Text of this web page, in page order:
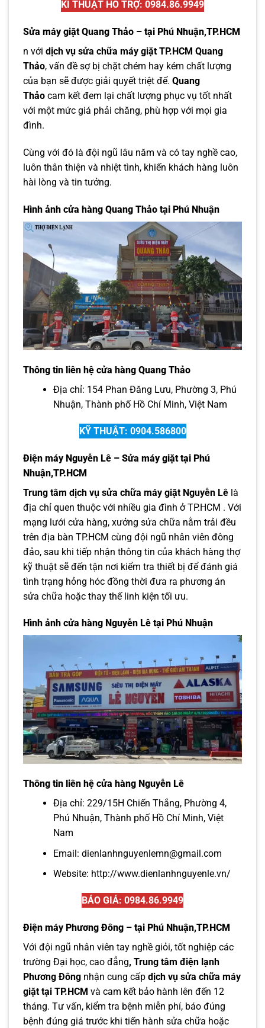
KĨ THUẬT HỖ TRỢ: 0984.86.9949
Sửa máy giặt Quang Thảo – tại Phú Nhuận,TP.HCM
n với dịch vụ sửa chữa máy giặt TP.HCM Quang
Thảo, vấn đề sợ bị chặt chém hay kém chất lượng
của bạn sẽ được giải quyết triệt để. Quang
Thảo cam kết đem lại chất lượng phục vụ tốt nhất
với một mức giá phải chăng, phù hợp với mọi gia
đình.
Cùng với đó là đội ngũ lâu năm và có tay nghề cao,
luôn thân thiện và nhiệt tình, khiến khách hàng luôn
hài lòng và tin tưởng.
Hình ảnh cửa hàng Quang Thảo tại Phú Nhuận
Thông tin liên hệ cửa hàng Quang Thảo
Địa chỉ: 154 Phan Đăng Lưu, Phường 3, Phú
Nhuận, Thành phố Hồ Chí Minh, Việt Nam
KỸ THUẬT: 0904.586800
Điện máy Nguyễn Lê – Sửa máy giặt tại Phú
Nhuận,TP.HCM
Trung tâm dịch vụ sửa chữa máy giặt Nguyễn Lê là
địa chỉ quen thuộc với nhiều gia đình ở TP.HCM . Với
mạng lưới cửa hàng, xưởng sửa chữa nằm trải đều
trên địa bàn TP.HCM cùng đội ngũ nhân viên đông
đảo, sau khi tiếp nhận thông tin của khách hàng thợ
kỹ thuật sẽ đến tận nơi kiểm tra thiết bị để đánh giá
tình trạng hỏng hóc đồng thời đưa ra phương án
sửa chữa hoặc thay thế linh kiện tối ưu.
Hình ảnh cửa hàng Nguyễn Lê tại Phú Nhuận
Thông tin liên hệ cửa hàng Nguyễn Lê
Địa chỉ: 229/15H Chiến Thắng, Phường 4,
Phú Nhuận, Thành phố Hồ Chí Minh, Việt
Nam
Email: dienlanhnguyenlemn@gmail.com
Website: http://www.dienlanhnguyenle.vn/
BÁO GIÁ: 0984.86.9949
Điện máy Phương Đông – tại Phú Nhuận,TP.HCM
Với đội ngũ nhân viên tay nghề giỏi, tốt nghiệp các
trường Đại học, cao đẳng, Trung tâm điện lạnh
Phương Đông nhận cung cấp dịch vụ sửa chữa máy
giặt tại TP.HCM và cam kết bảo hành lên đến 12
tháng. Tư vấn, kiểm tra bệnh miễn phí, báo đúng
bệnh đúng giá trước khi tiến hành sửa chữa hoặc